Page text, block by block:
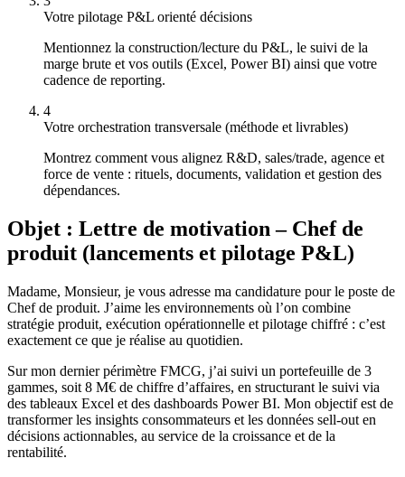
Votre pilotage P&L orienté décisions
Mentionnez la construction/lecture du P&L, le suivi de la
marge brute et vos outils (Excel, Power BI) ainsi que votre
cadence de reporting.
4
Votre orchestration transversale (méthode et livrables)
Montrez comment vous alignez R&D, sales/trade, agence et
force de vente : rituels, documents, validation et gestion des
dépendances.
Objet : Lettre de motivation – Chef de
produit (lancements et pilotage P&L)
Madame, Monsieur, je vous adresse ma candidature pour le poste de
Chef de produit. J’aime les environnements où l’on combine
stratégie produit, exécution opérationnelle et pilotage chiffré : c’est
exactement ce que je réalise au quotidien.
Sur mon dernier périmètre FMCG, j’ai suivi un portefeuille de 3
gammes, soit 8 M€ de chiffre d’affaires, en structurant le suivi via
des tableaux Excel et des dashboards Power BI. Mon objectif est de
transformer les insights consommateurs et les données sell-out en
décisions actionnables, au service de la croissance et de la
rentabilité.